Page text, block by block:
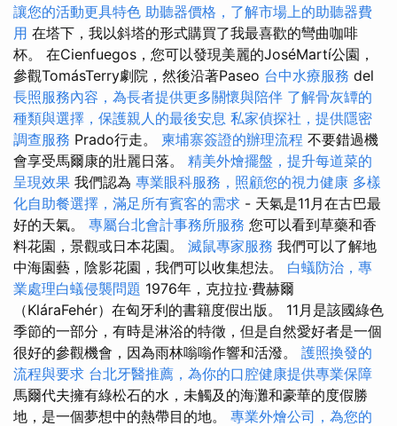
讓您的活動更具特色 助聽器價格，了解市場上的助聽器費
用 在塔下，我以斜塔的形式購買了我最喜歡的彎曲咖啡
杯。 在Cienfuegos，您可以發現美麗的JoséMartí公園，
參觀TomásTerry劇院，然後沿著Paseo 台中水療服務 del
長照服務內容，為長者提供更多關懷與陪伴 了解骨灰罈的
種類與選擇，保護親人的最後安息 私家偵探社，提供隱密
調查服務 Prado行走。 柬埔寨簽證的辦理流程 不要錯過機
會享受馬爾康的壯麗日落。 精美外燴擺盤，提升每道菜的
呈現效果 我們認為 專業眼科服務，照顧您的視力健康 多樣
化自助餐選擇，滿足所有賓客的需求 - 天氣是11月在古巴最
好的天氣。 專屬台北會計事務所服務 您可以看到草藥和香
料花園，景觀或日本花園。 滅鼠專家服務 我們可以了解地
中海園藝，陰影花園，我們可以收集想法。 白蟻防治，專
業處理白蟻侵襲問題 1976年，克拉拉·費赫爾
（KláraFehér）在匈牙利的書籍度假出版。 11月是該國綠色
季節的一部分，有時是淋浴的特徵，但是自然愛好者是一個
很好的參觀機會，因為雨林嗡嗡作響和活潑。 護照換發的
流程與要求 台北牙醫推薦，為你的口腔健康提供專業保障
馬爾代夫擁有綠松石的水，未觸及的海灘和豪華的度假勝
地，是一個夢想中的熱帶目的地。 專業外燴公司，為您的